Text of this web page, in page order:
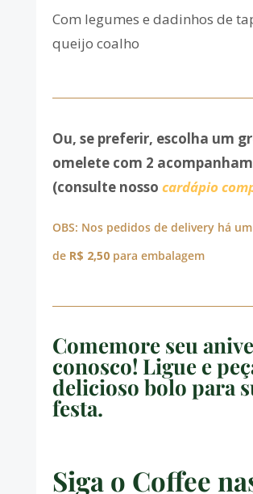
Com legumes e dadinhos de
queijo coalho
Ou, se preferir, escolha um
omelete com 2
(consulte nosso cardápio
OBS: Nos pedidos de delivery há
de R$ 2,50para embalagem
Comemore seu
conosco! Ligue e
delicioso bolo para
festa.
Siga o Coffee